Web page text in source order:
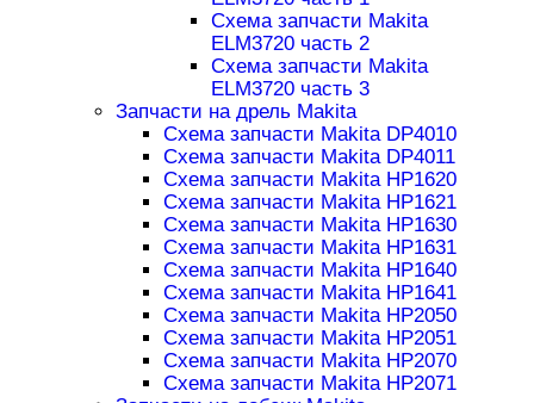
Схема запчасти Makita
ELM3720 часть 2
Схема запчасти Makita
ELM3720 часть 3
Запчасти на дрель Makita
Схема запчасти Makita DP4010
Схема запчасти Makita DP4011
Схема запчасти Makita HP1620
Схема запчасти Makita HP1621
Схема запчасти Makita HP1630
Схема запчасти Makita HP1631
Схема запчасти Makita HP1640
Схема запчасти Makita HP1641
Схема запчасти Makita HP2050
Схема запчасти Makita HP2051
Схема запчасти Makita HP2070
Схема запчасти Makita HP2071